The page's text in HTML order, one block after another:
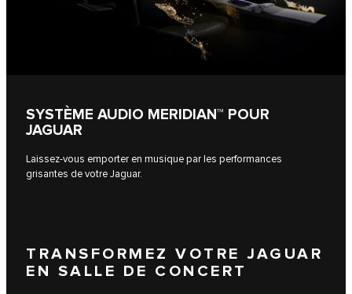
SYSTÈME AUDIO MERIDIAN™ POUR
JAGUAR
Laissez-vous emporter en musique par les performances
grisantes de votre Jaguar.
TRANSFORMEZ VOTRE JAGUAR
EN SALLE DE CONCERT